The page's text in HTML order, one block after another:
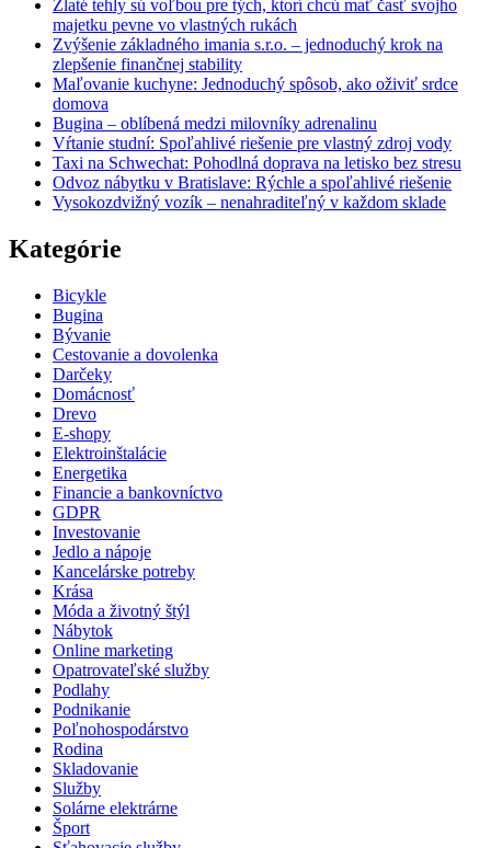
Zlaté tehly sú voľbou pre tých, ktorí chcú mať časť svojho
majetku pevne vo vlastných rukách
Zvýšenie základného imania s.r.o. – jednoduchý krok na
zlepšenie finančnej stability
Maľovanie kuchyne: Jednoduchý spôsob, ako oživiť srdce
domova
Bugina – oblíbená medzi milovníky adrenalinu
Vŕtanie studní: Spoľahlivé riešenie pre vlastný zdroj vody
Taxi na Schwechat: Pohodlná doprava na letisko bez stresu
Odvoz nábytku v Bratislave: Rýchle a spoľahlivé riešenie
Vysokozdvižný vozík – nenahraditeľný v každom sklade
Kategórie
Bicykle
Bugina
Bývanie
Cestovanie a dovolenka
Darčeky
Domácnosť
Drevo
E-shopy
Elektroinštalácie
Energetika
Financie a bankovníctvo
GDPR
Investovanie
Jedlo a nápoje
Kancelárske potreby
Krása
Móda a životný štýl
Nábytok
Online marketing
Opatrovateľské služby
Podlahy
Podnikanie
Poľnohospodárstvo
Rodina
Skladovanie
Služby
Solárne elektrárne
Šport